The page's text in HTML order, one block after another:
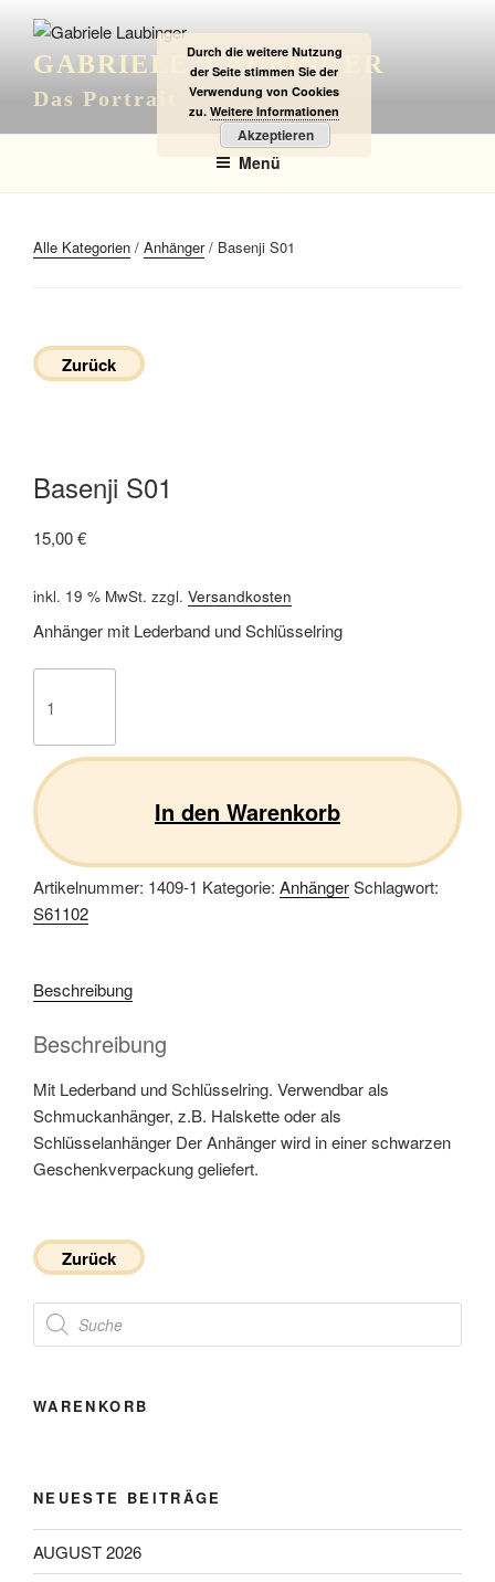
Inhalt
springenGABRIELE LAUBINGER
Das Portrait
Menü
Alle Kategorien / Anhänger/ Basenji S01
Zurück
Basenji S01
15,00€
inkl. 19 % MwSt. zzgl. Versandkosten
Anhänger mit Lederband und Schlüsselring
S01
In den Warenkorb
Artikelnummer: 1409-1 Kategorie: AnhängerSchlagwort:
S61102
Beschreibung
Beschreibung
Mit Lederband und Schlüsselring. Verwendbar als
Schmuckanhänger, z.B. Halskette oder als
Schlüsselanhänger Der Anhänger wird in einer schwarzen
Geschenkverpackung geliefert.
Zurück
Products
search
WARENKORB
NEUESTE BEITRÄGE
AUGUST 2026
Durch die weitere Nutzung
der Seite stimmen Sie der
Verwendung von Cookies
zu. Weitere Informationen
Akzeptieren